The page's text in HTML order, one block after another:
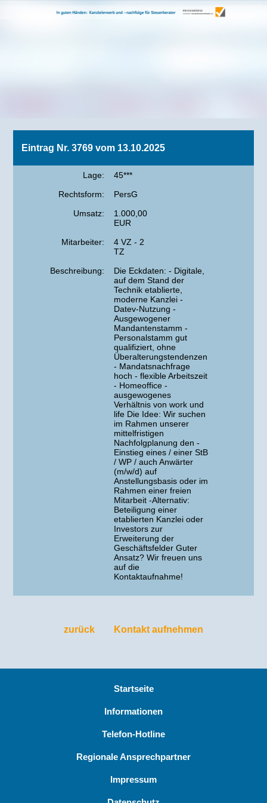
Eintrag Nr. 3769 vom 13.10.2025
Lage:
45***
Rechtsform:
PersG
Umsatz:
1.000,00
EUR
Mitarbeiter:
4 VZ - 2
TZ
Beschreibung:
Die Eckdaten: - Digitale,
auf dem Stand der
Technik etablierte,
moderne Kanzlei -
Datev-Nutzung -
Ausgewogener
Mandantenstamm -
Personalstamm gut
qualifiziert, ohne
Überalterungstendenzen
- Mandatsnachfrage
hoch - flexible Arbeitszeit
- Homeoffice -
ausgewogenes
Verhältnis von work und
life Die Idee: Wir suchen
im Rahmen unserer
mittelfristigen
Nachfolgplanung den -
Einstieg eines / einer StB
/ WP / auch Anwärter
(m/w/d) auf
Anstellungsbasis oder im
Rahmen einer freien
Mitarbeit -Alternativ:
Beteiligung einer
etablierten Kanzlei oder
Investors zur
Erweiterung der
Geschäftsfelder Guter
Ansatz? Wir freuen uns
auf die
Kontaktaufnahme!
zurück Kontakt aufnehmen
Startseite
Informationen
Telefon-Hotline
Regionale Ansprechpartner
Impressum